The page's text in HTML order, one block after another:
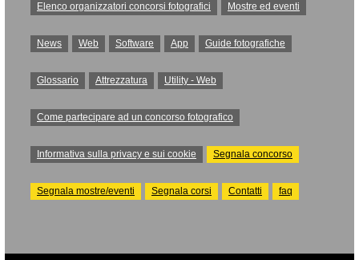
Elenco organizzatori concorsi fotografici Mostre ed eventi
News Web Software App Guide fotografiche
Glossario Attrezzatura Utility - Web
Come partecipare ad un concorso fotografico
Informativa sulla privacy e sui cookie Segnala concorso
Segnala mostre/eventi Segnala corsi Contatti faq